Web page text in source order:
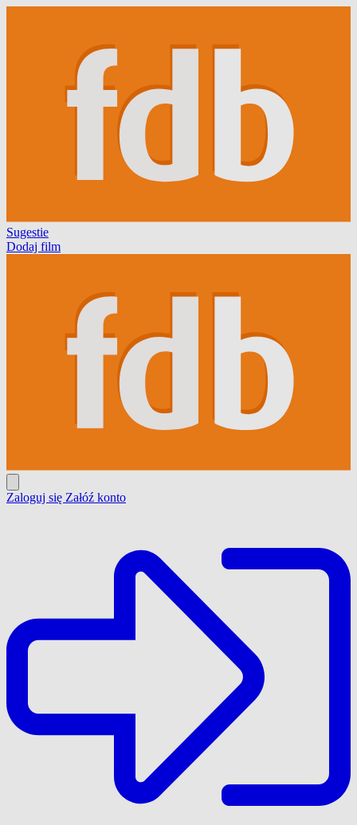
Sugestie
Dodaj film
Zaloguj się Załóź konto